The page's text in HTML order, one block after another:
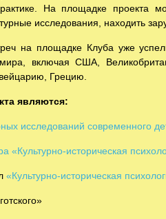
На площадке проекта
исследования, находить
на площадке Клуба уже
мира, включая США,
Грецию.
являются:
исследований современного
историческая
«Культурно-историческая